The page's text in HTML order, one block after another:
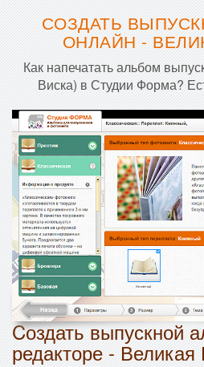
СОЗДАТЬ
ОНЛАЙН -
Как напечатать альбом
Виска) в Студии Форма?
Cоздать выпускной
редакторе - Великая